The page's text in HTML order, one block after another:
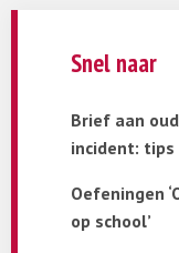
Snel naar
Brief aan
incident:
Oefeningen
op school’